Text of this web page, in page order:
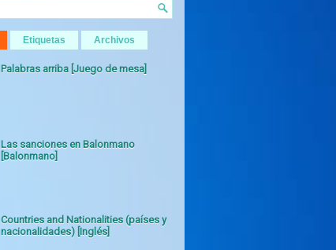
Etiquetas Archivos
Palabras arriba [Juego de mesa]
Las sanciones en Balonmano
[Balonmano]
Countries and Nationalities (países y
nacionalidades) [Inglés]